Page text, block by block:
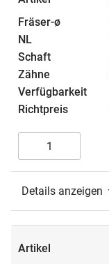
Details anzeigen